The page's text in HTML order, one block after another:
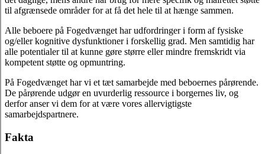
til afgrænsede områder for at få det hele til at hænge sammen.
Alle beboere på Fogedvænget har udfordringer i form af fysiske
og/eller kognitive dysfunktioner i forskellig grad. Men samtidig har
alle potentialer til at kunne gøre større eller mindre fremskridt via
kompetent støtte og opmuntring.
På Fogedvænget har vi et tæt samarbejde med beboernes pårørende.
De pårørende udgør en uvurderlig ressource i borgernes liv, og
derfor anser vi dem for at være vores allervigtigste
samarbejdspartnere.
Fakta